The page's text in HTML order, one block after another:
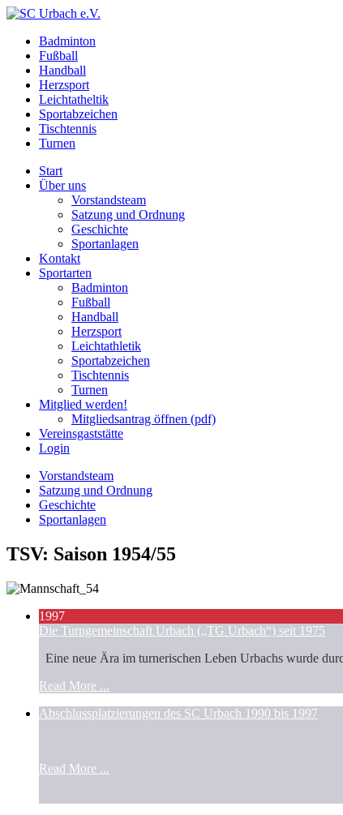
Badminton
Fußball
Handball
Herzsport
Leichtatheltik
Sportabzeichen
Tischtennis
Turnen
Start
Über uns
Vorstandsteam
Satzung und Ordnung
Geschichte
Sportanlagen
Kontakt
Sportarten
Badminton
Fußball
Handball
Herzsport
Leichtathletik
Sportabzeichen
Tischtennis
Turnen
Mitglied werden!
Mitgliedsantrag öffnen (pdf)
Vereinsgaststätte
Login
Vorstandsteam
Satzung und Ordnung
Geschichte
Sportanlagen
TSV: Saison 1954/55
1997
Die Turngemeinschaft Urbach („TG Urbach“) seit 1975
Eine neue Ära im turnerischen Leben Urbachs wurde
Read More ...
Abschlussplatzierungen des SC Urbach 1990 bis 1997
Read More ...